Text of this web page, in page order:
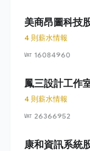
美商昂圖科技
4 則薪水情報
16084960
鳳三設計工作
4 則薪水情報
26366952
康和資訊系統